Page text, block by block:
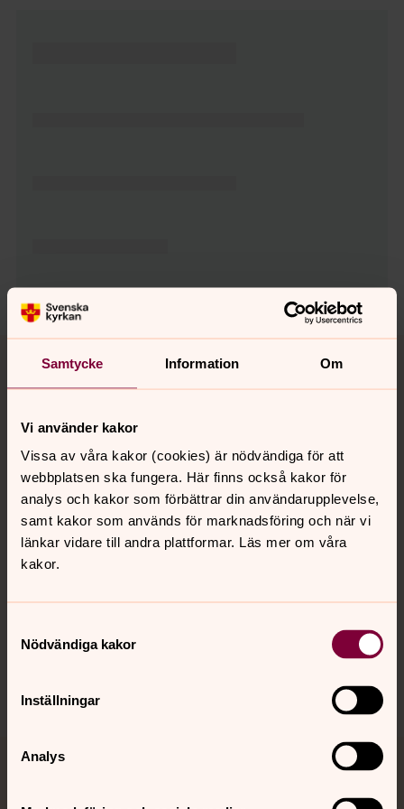
Samtycke Information Om
Vi använder kakor
Vissa av våra kakor (cookies) är nödvändiga för att
webbplatsen ska fungera. Här finns också kakor för
analys och kakor som förbättrar din användarupplevelse,
samt kakor som används för marknadsföring och när vi
länkar vidare till andra plattformar. Läs mer om våra
kakor.
Nödvändiga kakor
Inställningar
Analys
Tillbaka till toppen
Tillbaka till innehållet
Kontakt
Kalender
Hitta snabbt
Sociala kanaler